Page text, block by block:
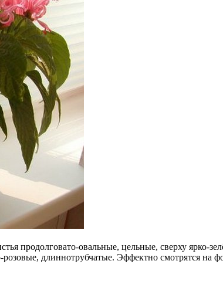
продолговато-овальные, цельные, сверху ярко-
длиннотрубчатые. Эффектно смотрятся на